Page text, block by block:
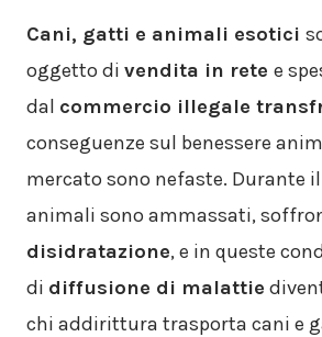
Cani, gatti e animali esotici
oggetto di vendita in rete e
dal commercio illegale
conseguenze sul benessere
mercato sono nefaste. Durante il
animali sono ammassati,
disidratazione, e in queste
di diffusione di malattie
chi addirittura trasporta cani e